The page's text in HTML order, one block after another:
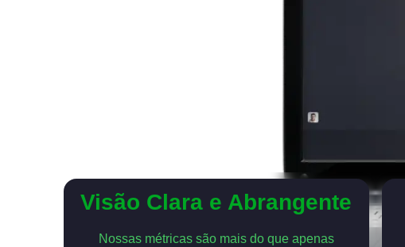
Visão Clara e Abrangente
Nossas métricas são mais do que apenas